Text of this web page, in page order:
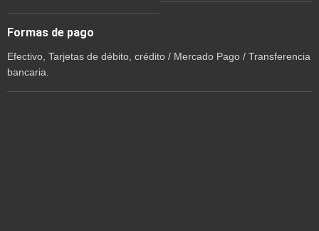
Formas de pago
Efectivo, Tarjetas de débito, crédito / Mercado Pago / Transferencia
bancaria.